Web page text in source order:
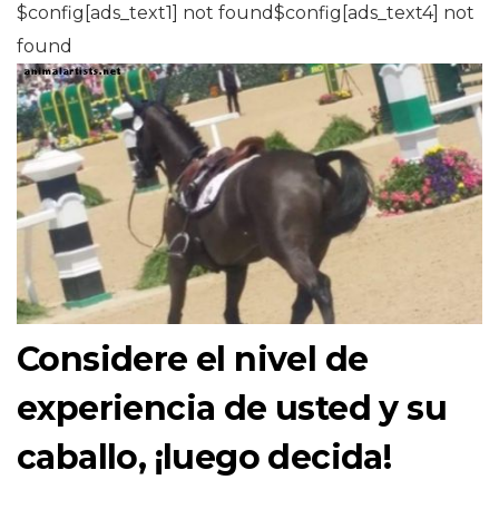
$config[ads_text1] not found$config[ads_text4] not
found
Considere el nivel de
experiencia de usted y su
caballo, ¡luego decida!